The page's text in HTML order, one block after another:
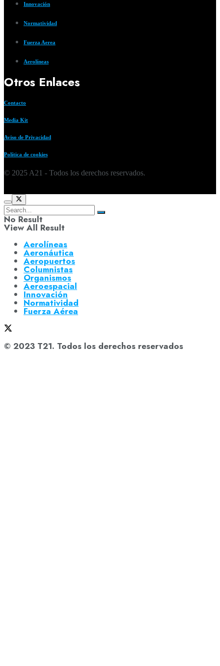
Innovación
Normatividad
Fuerza Aerea
Aerolíneas
Otros Enlaces
Contacto
Media Kit
Aviso de Privacidad
Política de cookies
© 2025 A21 - Todos los derechos reservados.
No Result
View All Result
Aerolíneas
Aeronáutica
Aeropuertos
Columnistas
Organismos
Aeroespacial
Innovación
Normatividad
Fuerza Aérea
© 2023 T21. Todos los derechos reservados